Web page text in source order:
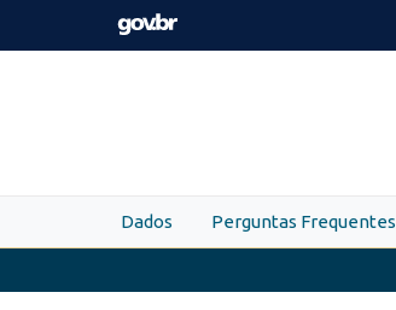
Skip to main content
Dados Perguntas Frequentes